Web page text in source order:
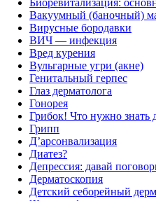
Биоревитализация:
Вакуумный (баночный)
Вирусные бородавки
ВИЧ — инфекция
Вред курения
Вульгарные угри (акне)
Генитальный герпес
Глаз дерматолога
Гонорея
Грибок! Что нужно знать
Грипп
Д’арсонвализация
Диатез?
Депрессия: давай
Дерматоскопия
Детский себорейный